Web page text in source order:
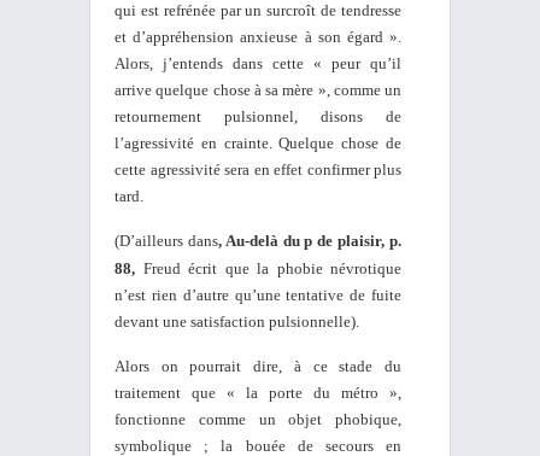
qui est refrénée par un surcroît de tendresse
et d’appréhension anxieuse à son égard ».
Alors, j’entends dans cette « peur qu’il
arrive quelque chose à sa mère », comme un
retournement pulsionnel, disons de
l’agressivité en crainte. Quelque chose de
cette agressivité sera en effet confirmer plus
tard.
(D’ailleurs dans, Au-delà du p de plaisir, p.
88, Freud écrit que la phobie névrotique
n’est rien d’autre qu’une tentative de fuite
devant une satisfaction pulsionnelle).
Alors on pourrait dire, à ce stade du
traitement que « la porte du métro »,
fonctionne comme un objet phobique,
symbolique ; la bouée de secours en